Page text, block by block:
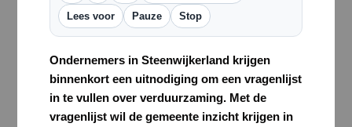
Lees voor Pauze Stop
Ondernemers in Steenwijkerland krijgen
binnenkort een uitnodiging om een vragenlijst
in te vullen over verduurzaming. Met de
vragenlijst wil de gemeente inzicht krijgen in